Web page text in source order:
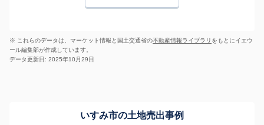
※ これらのデータは、マーケット情報と国土交通省の不動産情報ライブラリ をもとにイエウ
ール編集部が作成しています。
データ更新日: 2025年10月29日
いすみ市の土地売出事例